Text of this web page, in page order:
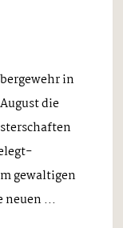
in
die
gewaltigen
neuen ...